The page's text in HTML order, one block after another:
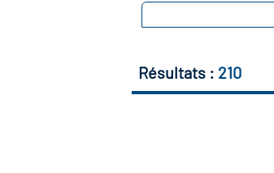
Résultats : 210